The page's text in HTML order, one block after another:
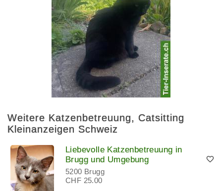
Weitere Katzenbetreuung, Catsitting
Kleinanzeigen Schweiz
Liebevolle Katzenbetreuung in
Brugg und Umgebung
5200 Brugg
CHF 25.00